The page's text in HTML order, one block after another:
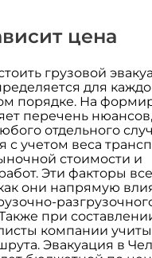
цена
грузовой
для
порядке. На
перечень
отдельного
с учетом веса
стоимости и
Эти факторы
они напрямую
при
компании
Эвакуация в